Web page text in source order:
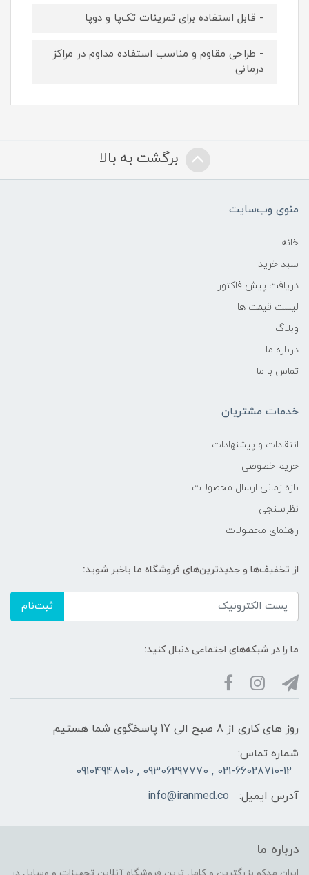
- قابل استفاده برای تمرینات تک‌پا و دوپا
- طراحی مقاوم و مناسب استفاده مداوم در مراکز
درمانی
برگشت به بالا
منوی وب‌سایت
خانه
سبد خرید
دریافت پیش فاکتور
لیست قیمت ها
وبلاگ
درباره ما
تماس با ما
خدمات مشتریان
انتقادات و پیشنهادات
حریم خصوصی
بازه زمانی ارسال محصولات
نظرسنجی
راهنمای محصولات
از تخفیف‌ها و جدیدترین‌های فروشگاه ما باخبر شوید:
ثبت‌نام
ما را در شبکه‌های اجتماعی دنبال کنید:
روز های کاری از 8 صبح الی 17 پاسخگوی شما هستیم
شماره تماس:
021-66028710-12 , 09306297770 , 09104948010
آدرس ایمیل:
info@iranmed.co
درباره ما